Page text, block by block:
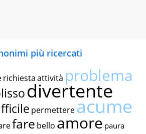
più ricercati
richiestaattività problema
divertente
permettereacume
fare bello amore paura